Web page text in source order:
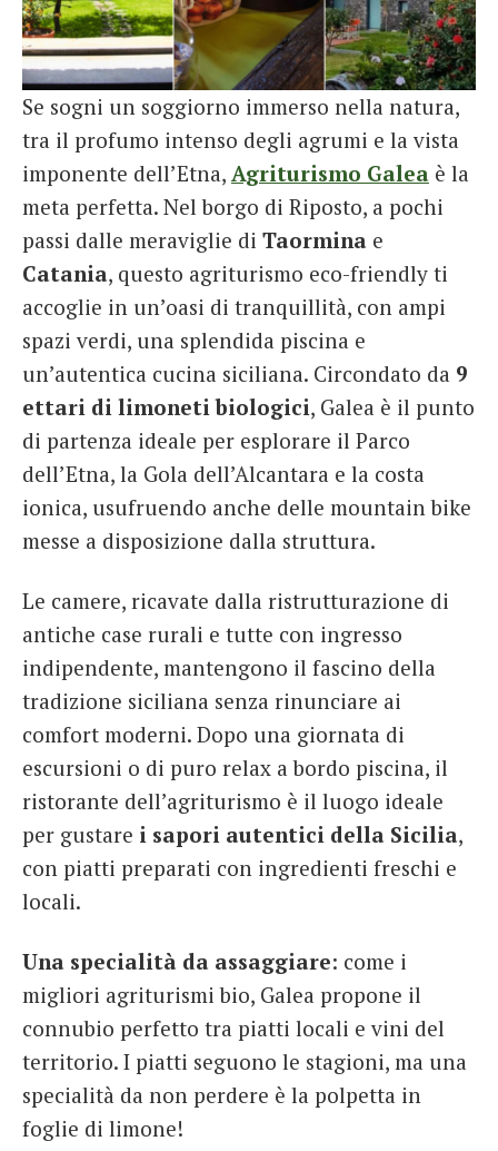
Se sogni un soggiorno immerso nella natura,
tra il profumo intenso degli agrumi e la vista
imponente dell’Etna, Agriturismo Galea è la
meta perfetta. Nel borgo di Riposto, a pochi
passi dalle meraviglie di Taormina e
Catania, questo agriturismo eco-friendly ti
accoglie in un’oasi di tranquillità, con ampi
spazi verdi, una splendida piscina e
un’autentica cucina siciliana. Circondato da 9
ettari di limoneti biologici, Galea è il punto
di partenza ideale per esplorare il Parco
dell’Etna, la Gola dell’Alcantara e la costa
ionica, usufruendo anche delle mountain bike
messe a disposizione dalla struttura.
Le camere, ricavate dalla ristrutturazione di
antiche case rurali e tutte con ingresso
indipendente, mantengono il fascino della
tradizione siciliana senza rinunciare ai
comfort moderni. Dopo una giornata di
escursioni o di puro relax a bordo piscina, il
ristorante dell’agriturismo è il luogo ideale
per gustare i sapori autentici della Sicilia,
con piatti preparati con ingredienti freschi e
locali.
Una specialità da assaggiare: come i
migliori agriturismi bio, Galea propone il
connubio perfetto tra piatti locali e vini del
territorio. I piatti seguono le stagioni, ma una
specialità da non perdere è la polpetta in
foglie di limone!